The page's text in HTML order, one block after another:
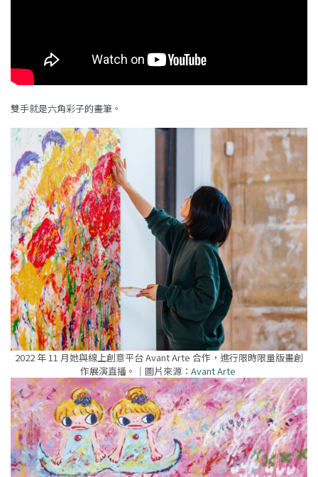
雙手就是六角彩子的畫筆。
2022 年 11 月她與線上創意平台 Avant Arte 合作，進行限時限量版畫創
作展演直播。｜圖片來源： Avant Arte